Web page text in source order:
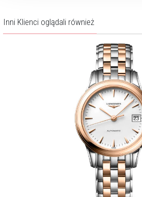
Inni Klienci oglądali również